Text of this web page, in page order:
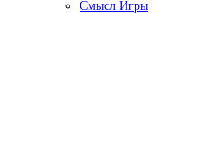
Смысл Игры